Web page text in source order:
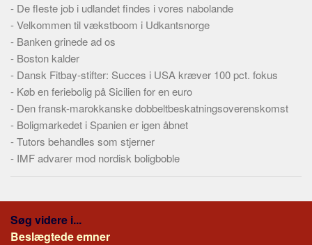
Forhistorien
Redigering
Tekstannoncer
Bannere
Hjælp
- De fleste job i udlandet findes i vores nabolande
-Velkommen til vækstboom i Udkantsnorge
- Banken grinede ad os
- Boston kalder
- Dansk Fitbay-stifter: Succes i USA kræver 100 pct. fokus
- Køb en feriebolig på Sicilien for en euro
- Den fransk-marokkanske dobbeltbeskatningsoverenskomst
- Boligmarkedet i Spanien er igen åbnet
-Tutors behandles som stjerner
- IMF advarer mod nordisk boligboble
Søg videre i...
Beslægtede emner